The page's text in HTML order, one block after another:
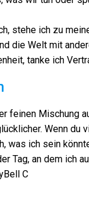
stehe ich zu
die Welt mit
tanke ich
feinen Mischung
Wenn du
was ich sein
Tag, an dem ich
C